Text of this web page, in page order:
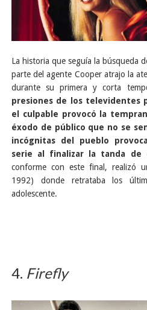
La historia que seguía la búsqueda
parte del agente Cooper atrajo la
durante su primera y corta
presiones de los televidentes
el culpable provocó la
éxodo de público que no se
incógnitas del pueblo
serie al finalizar la tanda de
conforme con este final, realizó
1992) donde retrataba los
adolescente.
4. Firefly